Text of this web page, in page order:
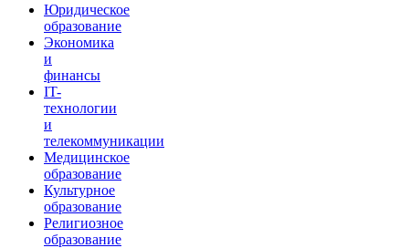
Юридическое
образование
Экономика
и
финансы
IT-
технологии
и
телекоммуникации
Медицинское
образование
Культурное
образование
Религиозное
образование